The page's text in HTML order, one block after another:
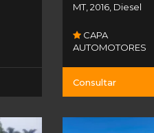
MT,2016, Diesel
CAPA
AUTOMOTORES
Consultar